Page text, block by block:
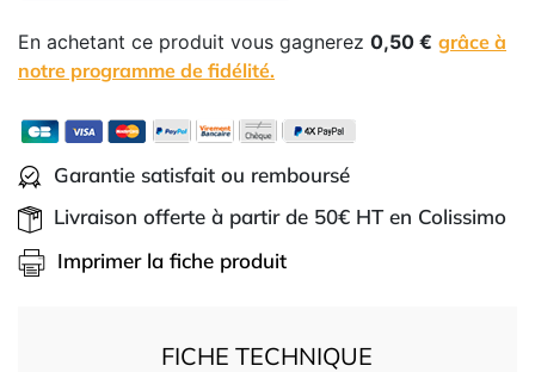
En achetant ce produit vous gagnerez 0,50 € grâce à
notre programme de fidélité.
Garantie satisfait ou remboursé
Livraison offerte à partir de 50€ HT en Colissimo
Imprimer la fiche produit
FICHE TECHNIQUE